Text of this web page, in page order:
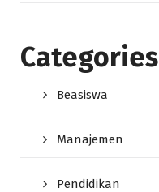
Categories
Beasiswa
Manajemen
Pendidikan